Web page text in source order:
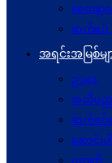
စေတနာ့
ဆက်စပ်
အရင်းအမြစ်မျ
ဥပဒေ
အသိပညာ
ဆက်စပ်စ
ဆောင်းပါ
ဝတ္ထုတို